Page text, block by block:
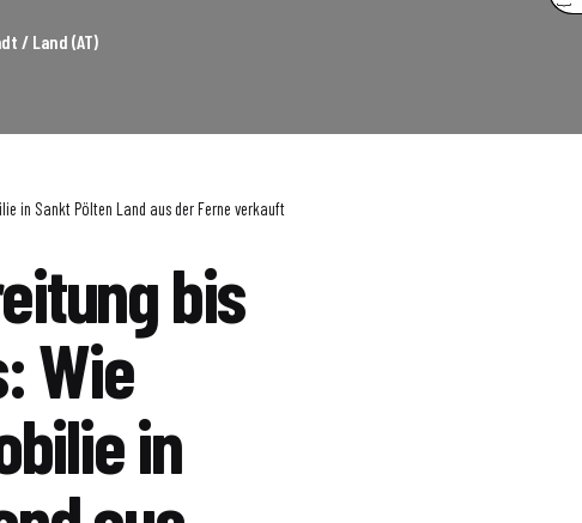
/ Land (AT)
in Sankt Pölten Land aus der Ferne verkauft
bis
Wie
in